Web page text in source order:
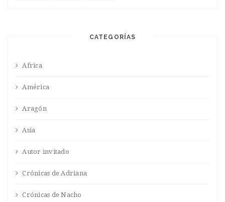
CATEGORÍAS
Africa
América
Aragón
Asia
Autor invitado
Crónicas de Adriana
Crónicas de Nacho